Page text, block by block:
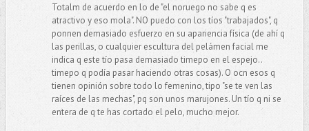
Totalm de acuerdo en lo de "el noruego no sabe q es
atractivo y eso mola". NO puedo con los tíos "trabajados", q
ponnen demasiado esfuerzo en su apariencia física (de ahí q
las perillas, o cualquier escultura del pelámen facial me
indica q este tío pasa demasiado timepo en el espejo..
timepo q podía pasar haciendo otras cosas). O ocn esos q
tienen opinión sobre todo lo femenino, tipo "se te ven las
raíces de las mechas", pq son unos marujones. Un tío q ni se
entera de q te has cortado el pelo, mucho mejor.